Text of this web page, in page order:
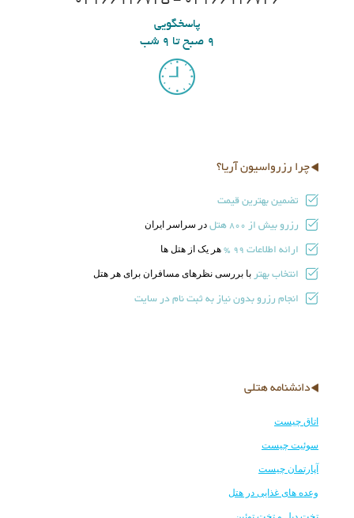
پاسخگویی
9 صبح تا 9 شب
چرا رزرواسیون آریا؟
تضمین بهترین قیمت
رزرو بیش از 800 هتل در سراسر ایران
ارائه اطلاعات 99 % هر یک از هتل ها
انتخاب بهتر با بررسی نظرهای مسافران برای هر هتل
انجام رزرو بدون نیاز به ثبت نام در سایت
دانشنامه هتلی
اتاق چیست
سوئیت چیست
آپارتمان چیست
وعده های غذایی در هتل